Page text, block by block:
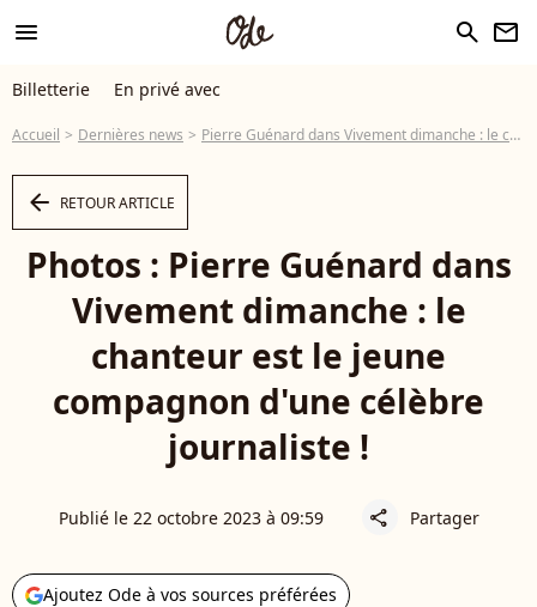
menu search newsletter
Billetterie En privé avec
Accueil Dernières news Pierre Guénard dans Vivement dimanche : le chanteur est le jeune compagnon d'une célèbre journaliste !
arrow_left RETOUR ARTICLE
Photos : Pierre Guénard dans
Vivement dimanche : le
chanteur est le jeune
compagnon d'une célèbre
journaliste !
Publié le 22 octobre 2023 à 09:59 share Partager
Ajoutez Ode à vos sources préférées